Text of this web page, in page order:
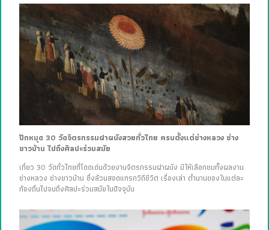
ปักหมุด 30 วัดจิตรกรรมฝาผนังสวยทั่วไทย ครบตั้งแต่ช่างหลวง ช่าง
ชาวบ้าน ไปถึงศิลปะร่วมสมัย
เที่ยว 30 วัดทั่วไทยที่โดดเด่นด้วยงานจิตรกรรมฝาผนัง มีให้เลือกชมทั้งผลงาน
ช่างหลวง ช่างชาวบ้าน ซึ่งล้วนสอดแทรกวิถีชีวิต เรื่องเล่า ตำนานของในแต่ละ
ท้องถิ่นไปจนถึงศิลปะร่วมสมัยในปัจจุบัน